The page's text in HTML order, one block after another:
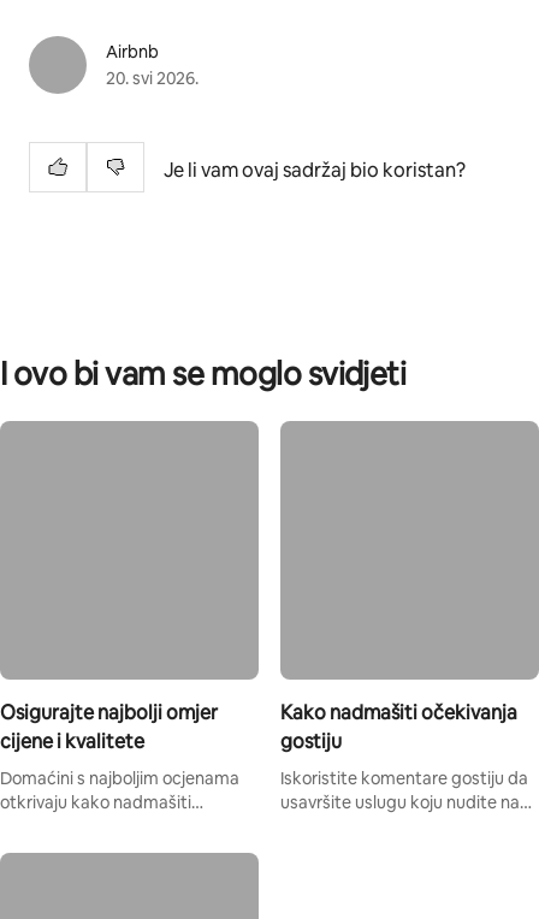
Airbnb
20. svi 2026.
Je li vam ovaj sadržaj bio koristan?
I ovo bi vam se moglo svidjeti
Osigurajte najbolji omjer
cijene i kvalitete
Domaćini s najboljim ocjenama
otkrivaju kako nadmašiti
Kako nadmašiti očekivanja
gostiju
Iskoristite komentare gostiju da
usavršite uslugu koju nudite na